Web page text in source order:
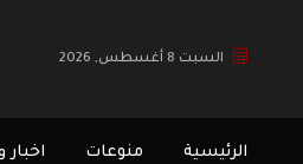
السبت 8 أغسطس, 2026
الرئيسية منوعات اخبار